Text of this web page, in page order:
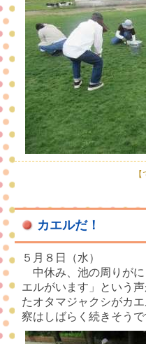
カエルだ！
５月８日（水）
中休み、池の周りがに
エルがいます」という
たオタマジャクシがカ
察はしばらく続きそう